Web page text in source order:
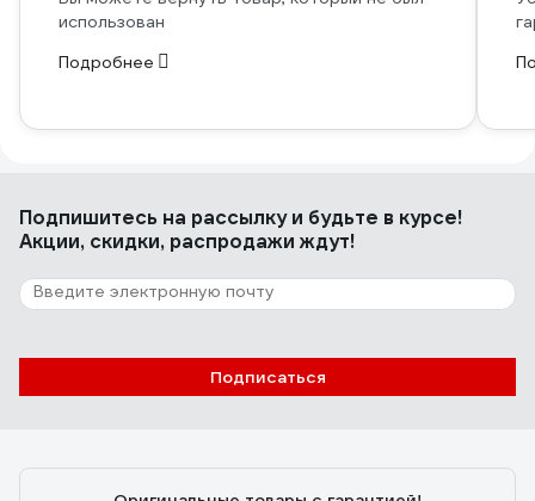
использован
Подробнее
Подпишитесь на рассылкуи будьте в курсе!
Акции, скидки, распродажи ждут!
Подписаться